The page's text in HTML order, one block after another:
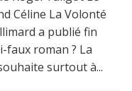
Céline La Volonté
a publié fin
faux roman ? La
surtout à...